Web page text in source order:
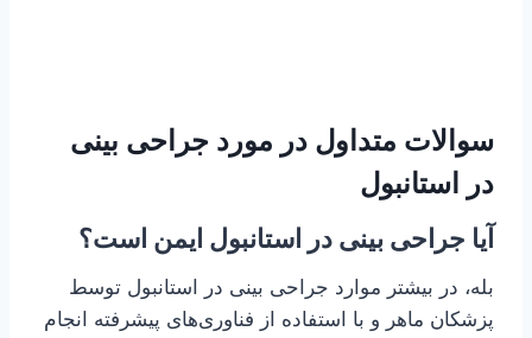
سوالات متداول در مورد جراحی بینی
در استانبول
آیا جراحی بینی در استانبول ایمن است؟
بله، در بیشتر موارد جراحی بینی در استانبول توسط
پزشکان ماهر و با استفاده از فناوری‌های پیشرفته انجام